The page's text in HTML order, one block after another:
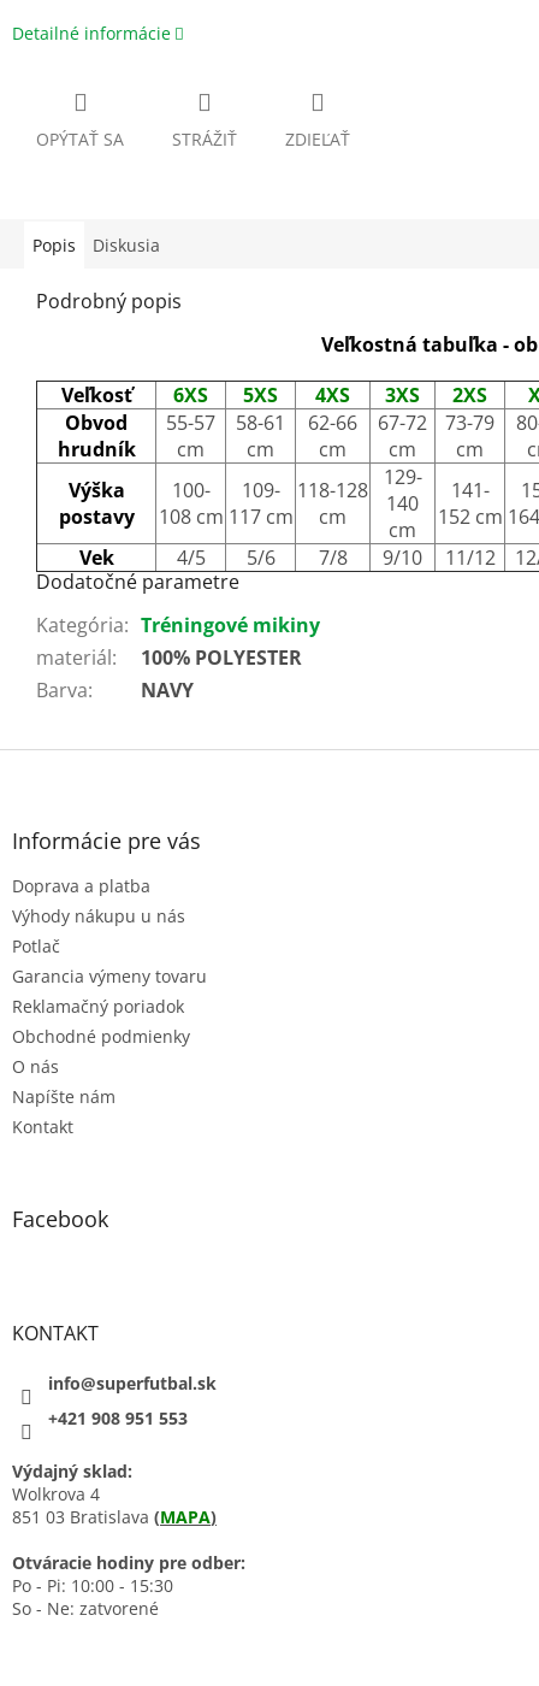
Detailné informácie
OPÝTAŤ SA STRÁŽIŤ ZDIEĽAŤ
Popis Diskusia
Podrobný popis
Veľkostná tabuľka -
Veľkosť
6XS 5XS 4XS 3XS 2XS
Obvod
hrudník
55-57
cm
58-61
cm
62-66
cm
67-72
cm
73-79
cm
Výška
postavy
100-
108 cm
109-
117 cm
118-128
cm
129-
140
cm
141-
152 cm
Vek
4/5 5/6 7/8 9/10 11/12
Dodatočné parametre
Kategória: Tréningové mikiny
materiál:
100% POLYESTER
Barva: NAVY
Z
Informácie pre vás
Doprava a platba
Výhody nákupu u nás
Potlač
Garancia výmeny tovaru
Reklamačný poriadok
Obchodné podmienky
O nás
Napíšte nám
Kontakt
Facebook
KONTAKT
info@superfutbal.sk
+421 908 951 553
Výdajný sklad:
Wolkrova 4
851 03 Bratislava (MAPA)
Otváracie hodiny pre odber:
Po - Pi: 10:00 - 15:30
So - Ne: zatvorené